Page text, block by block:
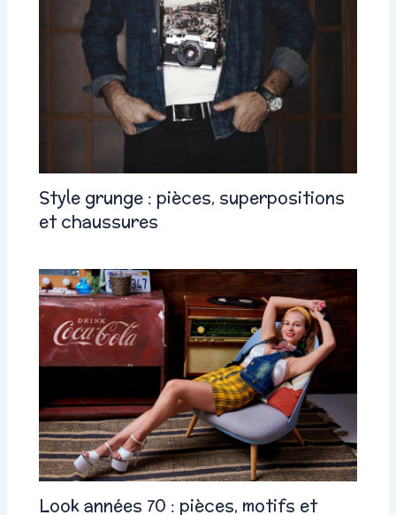
Style grunge : pièces, superpositions
et chaussures
Look années 70 : pièces, motifs et